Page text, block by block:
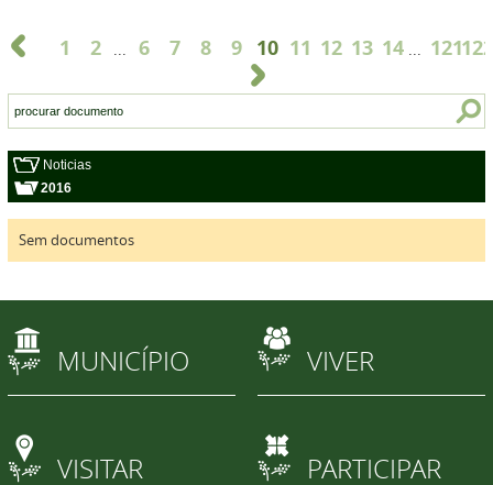
1 2 ... 6 7 8 9 10 11 12 13 14 ... 121122
Noticias
2016
Sem documentos
MUNICÍPIO VIVER
VISITAR PARTICIPAR